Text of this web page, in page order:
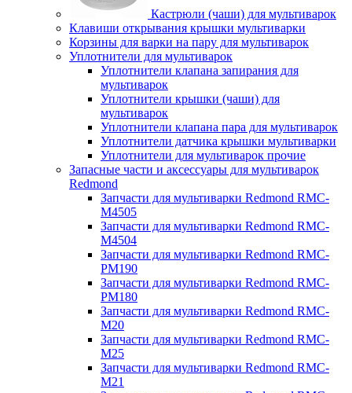
Кастрюли (чаши) для мультиварок
Клавиши открывания крышки мультиварки
Корзины для варки на пару для мультиварок
Уплотнители для мультиварок
Уплотнители клапана запирания для
мультиварок
Уплотнители крышки (чаши) для
мультиварок
Уплотнители клапана пара для мультиварок
Уплотнители датчика крышки мультиварки
Уплотнители для мультиварок прочие
Запасные части и аксессуары для мультиварок
Redmond
Запчасти для мультиварки Redmond RMC-
M4505
Запчасти для мультиварки Redmond RMC-
M4504
Запчасти для мультиварки Redmond RMC-
PM190
Запчасти для мультиварки Redmond RMC-
PM180
Запчасти для мультиварки Redmond RMC-
M20
Запчасти для мультиварки Redmond RMC-
M25
Запчасти для мультиварки Redmond RMC-
M21